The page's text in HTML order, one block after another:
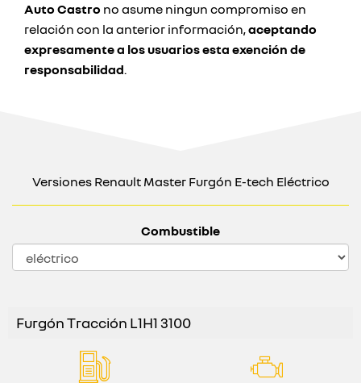
Auto Castro no asume ningun compromiso en
relación con la anterior información,aceptando
expresamente a los usuarios esta exención de
responsabilidad.
Versiones Renault Master Furgón E-tech Eléctrico
Combustible
Furgón Tracción L1H1 3100